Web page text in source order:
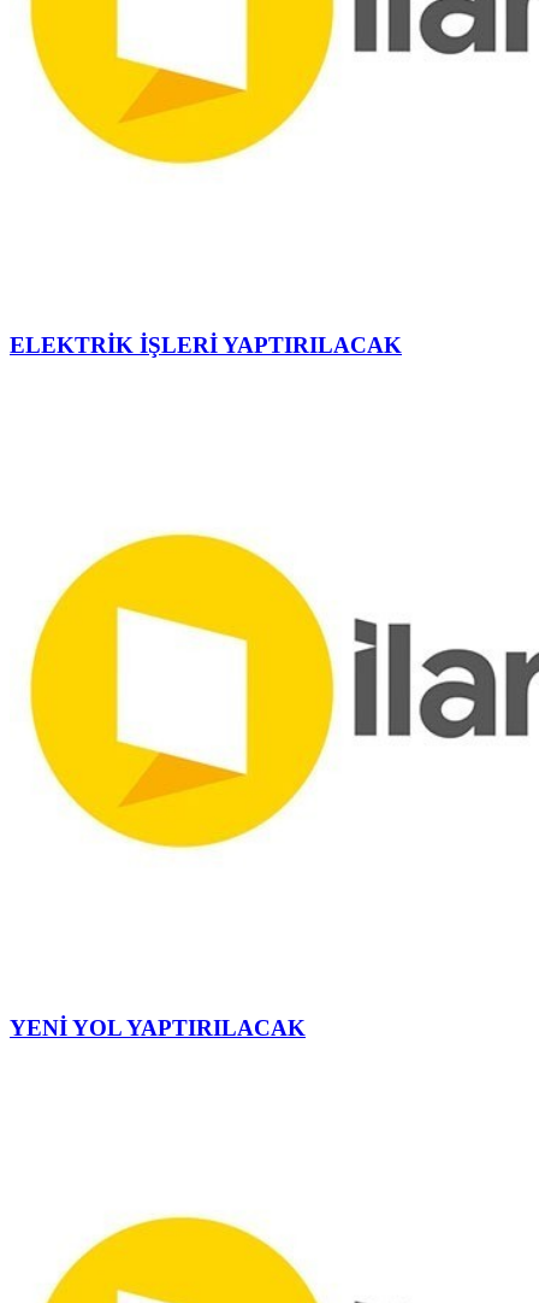
ELEKTRİK İŞLERİ YAPTIRILACAK
YENİ YOL YAPTIRILACAK